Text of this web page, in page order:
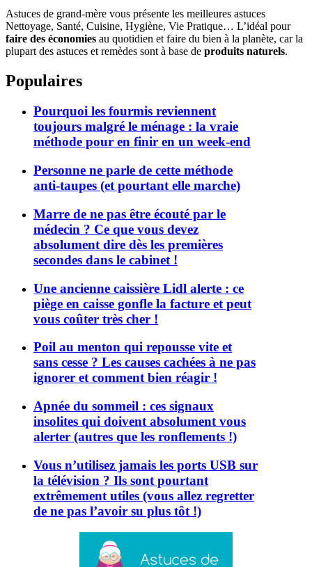
Astuces de grand-mère vous présente les meilleures astuces
Nettoyage, Santé, Cuisine, Hygiène, Vie Pratique… L’idéal pour
faire des économies au quotidien et faire du bien à la planète, car la
plupart des astuces et remèdes sont à base de produits naturels.
Populaires
Pourquoi les fourmis reviennent
toujours malgré le ménage : la vraie
méthode pour en finir en un week-end
Personne ne parle de cette méthode
anti-taupes (et pourtant elle marche)
Marre de ne pas être écouté par le
médecin ? Ce que vous devez
absolument dire dès les premières
secondes dans le cabinet !
Une ancienne caissière Lidl alerte : ce
piège en caisse gonfle la facture et peut
vous coûter très cher !
Poil au menton qui repousse vite et
sans cesse ? Les causes cachées à ne pas
ignorer et comment bien réagir !
Apnée du sommeil : ces signaux
insolites qui doivent absolument vous
alerter (autres que les ronflements !)
Vous n’utilisez jamais les ports USB sur
la télévision ? Ils sont pourtant
extrêmement utiles (vous allez regretter
de ne pas l’avoir su plus tôt !)